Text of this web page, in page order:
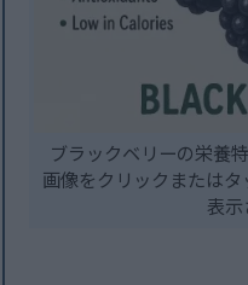
ブラックベリーの栄養
画像をクリックまたは
表示